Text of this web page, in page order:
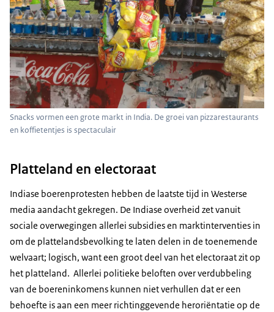
Snacks vormen een grote markt in India. De groei van pizzarestaurants
en koffietentjes is spectaculair
Platteland en electoraat
Indiase boerenprotesten hebben de laatste tijd in Westerse
media aandacht gekregen. De Indiase overheid zet vanuit
sociale overwegingen allerlei subsidies en marktinterventies in
om de plattelandsbevolking te laten delen in de toenemende
welvaart; logisch, want een groot deel van het electoraat zit op
het platteland. Allerlei politieke beloften over verdubbeling
van de boereninkomens kunnen niet verhullen dat er een
behoefte is aan een meer richtinggevende heroriëntatie op de